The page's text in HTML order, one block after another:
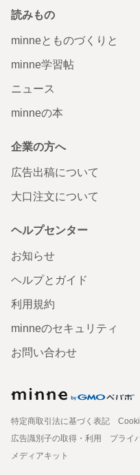
読みもの
minneとものづくりと
minne学習帖
ニュース
minneの本
企業の方へ
広告出稿について
大口注文について
ヘルプセンター
お知らせ
ヘルプとガイド
利用規約
minneのセキュリティ
お問い合わせ
特定商取引法に基づく表記
広告識別子の取得・利用
プライ
メディアキット